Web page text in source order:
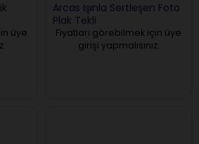
üye
Arcas Işınla Sertleşen Foto
Plak Tekli
Fiyatları görebilmek için üye
girişi yapmalısınız.